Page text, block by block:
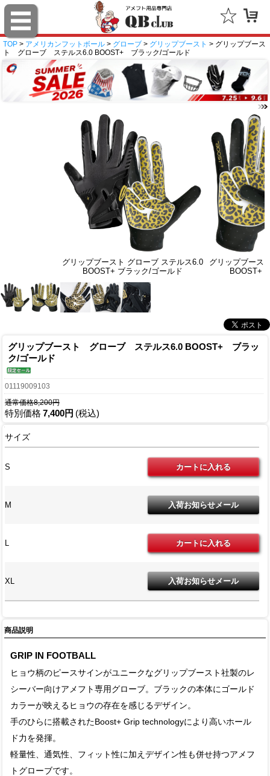
TOP > アメリカンフットボール > グローブ > グリップブースト > グリップブース
ト グローブ ステルス6.0 BOOST+ ブラック/ゴールド
グリップブースト グローブ ステルス6.0
BOOST+ ブラック/ゴールド
グリップブース
BOOST+
グリップブースト グローブ ステルス6.0 BOOST+ ブラッ
ク/ゴールド
01119009103
通常価格8,200円
特別価格 7,400円 (税込)
サイズ
S
M
L
XL
商品説明
GRIP IN FOOTBALL
ヒョウ柄のピースサインがユニークなグリップブースト社製のレ
シーバー向けアメフト専用グローブ。ブラックの本体にゴールド
カラーが映えるヒョウの存在を感じるデザイン。
手のひらに搭載されたBoost+ Grip technologyにより高いホール
ド力を発揮。
軽量性、通気性、フィット性に加えデザイン性も併せ持つアメフ
トグローブです。